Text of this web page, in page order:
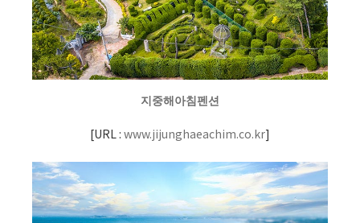
지중해아침펜션
[URL : www.jijunghaeachim.co.kr]